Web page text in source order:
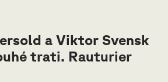
a Viktor Svensk
trati. Rauturier